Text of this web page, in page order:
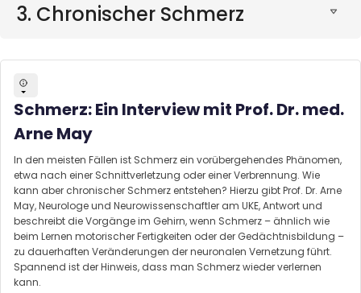
3. Chronischer Schmerz
Schmerz: Ein Interview mit Prof. Dr. med.
Arne May
In den meisten Fällen ist Schmerz ein vorübergehendes Phänomen,
etwa nach einer Schnittverletzung oder einer Verbrennung. Wie
kann aber chronischer Schmerz entstehen? Hierzu gibt Prof. Dr. Arne
May, Neurologe und Neurowissenschaftler am UKE, Antwort und
beschreibt die Vorgänge im Gehirn, wenn Schmerz – ähnlich wie
beim Lernen motorischer Fertigkeiten oder der Gedächtnisbildung –
zu dauerhaften Veränderungen der neuronalen Vernetzung führt.
Spannend ist der Hinweis, dass man Schmerz wieder verlernen
kann.